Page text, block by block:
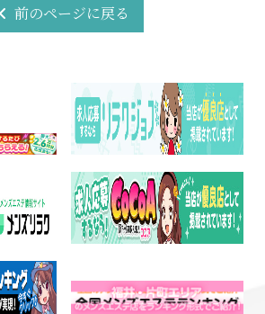
前のページに戻る